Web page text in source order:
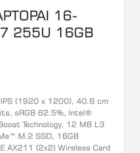
16-
255U 16GB
(1920 x 1200), 40.6 cm
sRGB 62.5%, Intel®
Technology, 12 MB L3
M.2 SSD, 16GB
AX211 (2x2) Wireless Card